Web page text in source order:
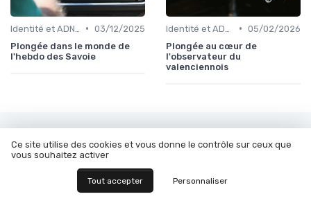
• 03/12/2025
Plongée dans le monde de
l'hebdo des Savoie
• 05/02/2026
Plongée au cœur de
l'observateur du
valenciennois
Janvier 2024
Ce site utilise des cookies et vous donne le contrôle sur ceux que
vous souhaitez activer
Tout accepter Personnaliser